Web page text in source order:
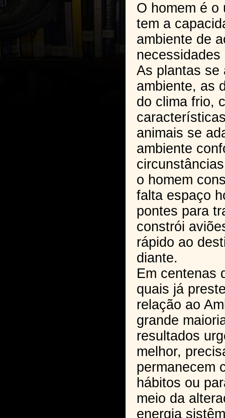
O homem é o
tem a
ambiente de
As plantas se
ambiente, as
do clima frio,
animais se
ambiente
o homem
falta espaço
pontes para
constrói
rápido ao
diante.
Em centenas
quais já
relação ao
grande
resultados
melhor,
permanecem
hábitos ou
meio da
energia